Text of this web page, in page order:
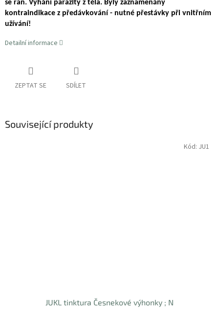
se ran. Vyhání parazity z těla. Byly zaznamenány
kontraindikace z předávkování - nutné přestávky při vnitřním
užívání!
Detailní informace
ZEPTAT SE SDÍLET
Související produkty
JUKL tinktura Česnekové výhonky ; N
Kód: JU1